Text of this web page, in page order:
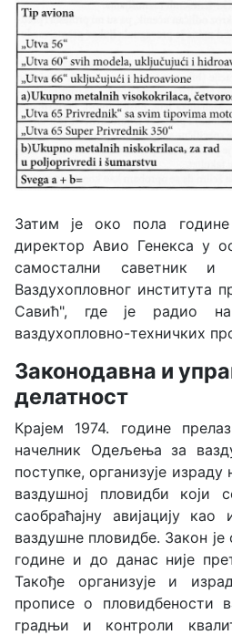
Затим је око пола
директор Авио Генекса у
самостални саветник и
Ваздухопловног института
Савић", где је радио
ваздухопловно-техничких
Законодавна и
делатност
Крајем 1974. године
начелник Одељења за
поступке, организује
ваздушној пловидби који
саобраћајну авијацију
ваздушне пловидбе. Закон је
године и до данас није
Такође организује и
прописе о пловидбености
градњи и контроли